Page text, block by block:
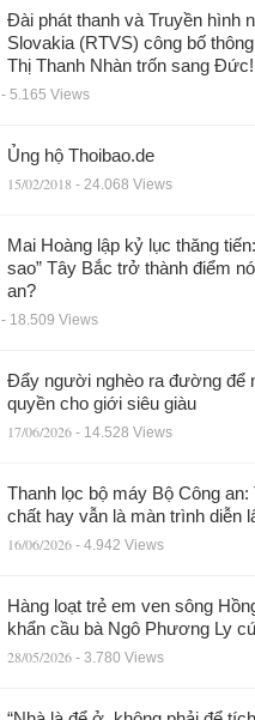
Đài phát thanh và Truyền hình
Slovakia (RTVS) công bố
Thị Thanh Nhàn trốn sang Đức!
- 5.165 Views
Ủng hộ Thoibao.de
15/02/2018 - 24.068 Views
Mai Hoàng lập kỷ lục thăng
sao” Tây Bắc trở thành điểm
an?
- 18.509 Views
Đẩy người nghèo ra đường để
quyền cho giới siêu giàu
17/06/2026 - 14.528 Views
Thanh lọc bộ máy Bộ Công an:
chất hay vẫn là màn trình diễn
16/06/2026 - 4.942 Views
Hàng loạt trẻ em ven sông
khẩn cầu bà Ngô Phương Ly
28/05/2026 - 3.780 Views